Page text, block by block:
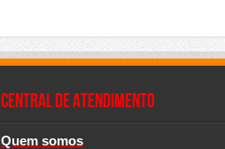
CENTRAL DE ATENDIMENTO
Quem somos